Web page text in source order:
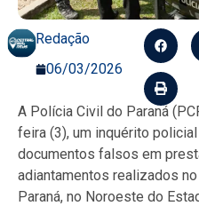
Redação
06/03/2026
A Polícia Civil do Paraná
feira (3), um inquérito
documentos falsos em
adiantamentos realizados
Paraná, no Noroeste do